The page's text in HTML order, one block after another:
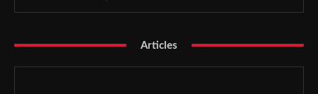
Articles